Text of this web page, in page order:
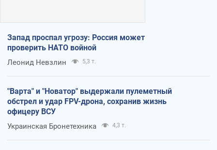
Запад проспал угрозу: Россия может
проверить НАТО войной
Леонид Невзлин 5,3 т.
"Варта" и "Новатор" выдержали пулеметный
обстрел и удар FPV-дрона, сохранив жизнь
офицеру ВСУ
Украинская Бронетехника 4,3 т.